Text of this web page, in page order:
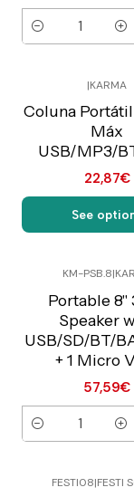
Quantity
C/IVA
|KARMA
Coluna
Máx
USB/MP3/
22,87€
See
C/IVA
KM-PSB.8|
Portable 8"
Speaker
USB/SD/BT/
+ 1 Micro
57,59€
Quantity
FESTI08|FESTI